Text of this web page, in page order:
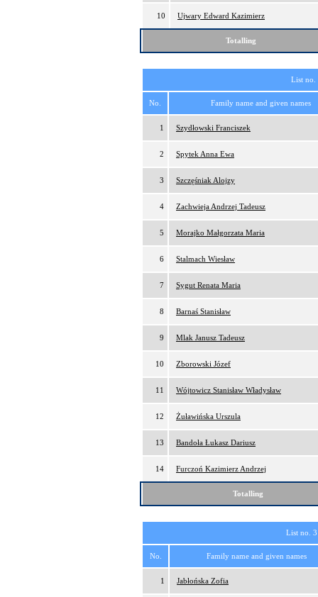
10 Ujwary Edward Kazimierz
Totalling
List
No. Family name and given names
1 Szydłowski Franciszek
2 Spytek Anna Ewa
3 Szczęśniak Alojzy
4 Zachwieja Andrzej Tadeusz
5 Morajko Małgorzata Maria
6 Stalmach Wiesław
7 Sygut Renata Maria
8 Barnaś Stanisław
9 Mlak Janusz Tadeusz
10 Zborowski Józef
11 Wójtowicz Stanisław Władysław
12 Żuławińska Urszula
13 Bandoła Łukasz Dariusz
14 Furczoń Kazimierz Andrzej
Totalling
List no.
No. Family name and given names
1 Jabłońska Zofia